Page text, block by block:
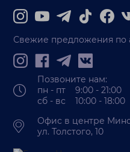
Свежие предложения по
Позвоните нам:
пн - пт 9:00 - 21:00
сб - вс 10:00 - 18:00
Офис в центре
ул. Толстого, 10